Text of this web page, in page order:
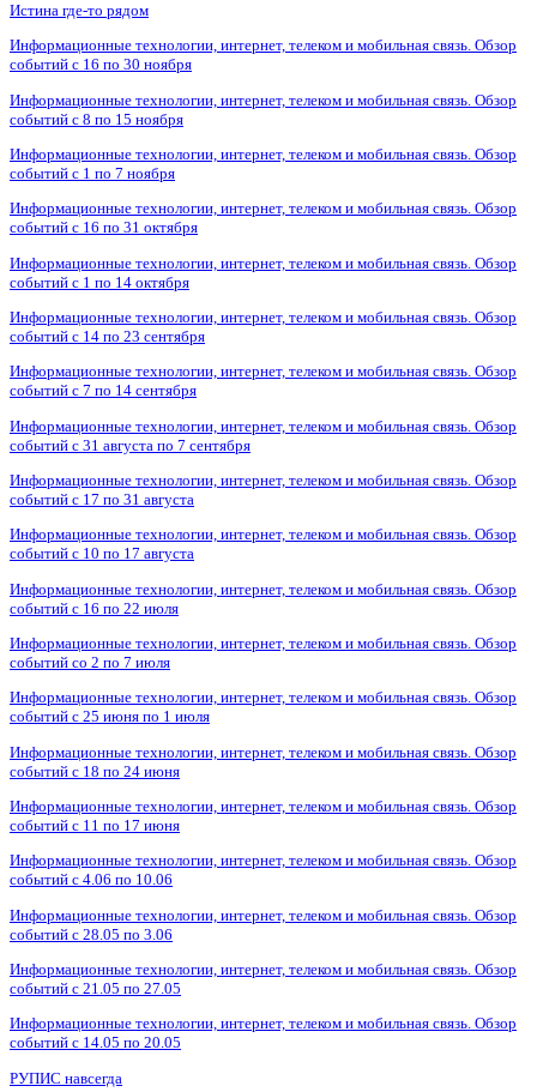
Истина где-то рядом
Информационные технологии, интернет, телеком и мобильная связь. Обзор
событий с 16 по 30 ноября
Информационные технологии, интернет, телеком и мобильная связь. Обзор
событий с 8 по 15 ноября
Информационные технологии, интернет, телеком и мобильная связь. Обзор
событий с 1 по 7 ноября
Информационные технологии, интернет, телеком и мобильная связь. Обзор
событий с 16 по 31 октября
Информационные технологии, интернет, телеком и мобильная связь. Обзор
событий с 1 по 14 октября
Информационные технологии, интернет, телеком и мобильная связь. Обзор
событий с 14 по 23 сентября
Информационные технологии, интернет, телеком и мобильная связь. Обзор
событий с 7 по 14 сентября
Информационные технологии, интернет, телеком и мобильная связь. Обзор
событий с 31 августа по 7 сентября
Информационные технологии, интернет, телеком и мобильная связь. Обзор
событий с 17 по 31 августа
Информационные технологии, интернет, телеком и мобильная связь. Обзор
событий с 10 по 17 августа
Информационные технологии, интернет, телеком и мобильная связь. Обзор
событий с 16 по 22 июля
Информационные технологии, интернет, телеком и мобильная связь. Обзор
событий со 2 по 7 июля
Информационные технологии, интернет, телеком и мобильная связь. Обзор
событий с 25 июня по 1 июля
Информационные технологии, интернет, телеком и мобильная связь. Обзор
событий с 18 по 24 июня
Информационные технологии, интернет, телеком и мобильная связь. Обзор
событий с 11 по 17 июня
Информационные технологии, интернет, телеком и мобильная связь. Обзор
событий с 4.06 по 10.06
Информационные технологии, интернет, телеком и мобильная связь. Обзор
событий с 28.05 по 3.06
Информационные технологии, интернет, телеком и мобильная связь. Обзор
событий с 21.05 по 27.05
Информационные технологии, интернет, телеком и мобильная связь. Обзор
событий с 14.05 по 20.05
РУПИС навсегда